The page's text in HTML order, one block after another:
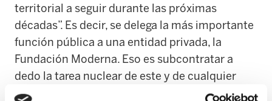
territorial a seguir durante las próximas
décadas”. Es decir, se delega la más importante
función pública a una entidad privada, la
Fundación Moderna. Eso es subcontratar a
dedo la tarea nuclear de este y de cualquier
Gobierno.